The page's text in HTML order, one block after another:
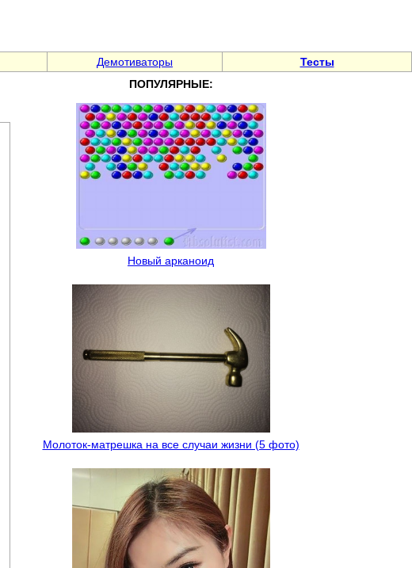
Демотиваторы Тесты
ПОПУЛЯРНЫЕ:
Новый арканоид
Молоток-матрешка на все случаи жизни (5 фото)